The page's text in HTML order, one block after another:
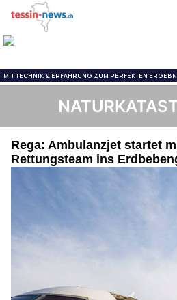
Rega: Ambulanzjet startet
Rettungsteam ins